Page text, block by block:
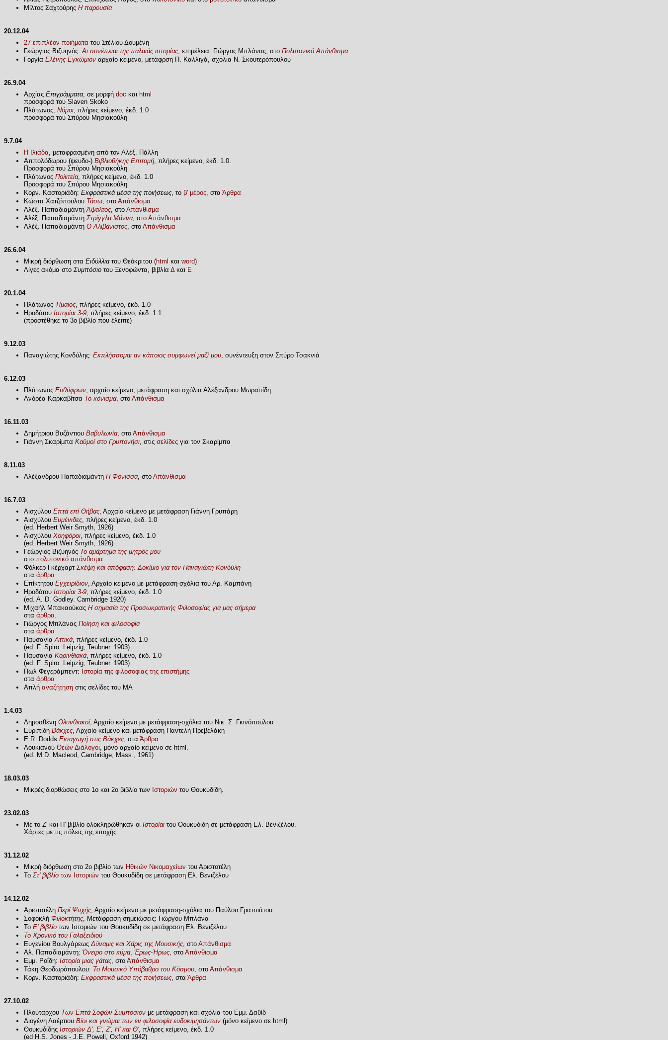
Μίλτος Σαχτούρης Η παρουσία
20.12.04
27 επιπλέον ποιήματα του Στέλιου Δουμένη
Γεώργιος Βιζυηνός: Αι συνέπειαι της παλαιάς ιστορίας , επιμέλεια: Γιώργος Μπλάνας, στο Πολυτονικό Απάνθισμα
Γοργία Ελένης Εγκώμιον αρχαίο κείμενο, μετάφρση Π. Καλλιγά, σχόλια Ν. Σκουτερόπουλου
26.9.04
Αρχίας Επιγράμματα, σε μορφή doc και html
προσφορά του Slaven Skoko
Πλάτωνος, Νόμοι , πλήρες κείμενο, έκδ. 1.0
προσφορά του Σπύρου Μησιακούλη
9.7.04
Η Ιλιάδα , μεταφρασμένη από τον Αλέξ. Πάλλη
Αππολόδωρου (ψευδο-) Βιβλιοθήκης Επιτομή , πλήρες κείμενο, έκδ. 1.0.
Προσφορά του Σπύρου Μησιακούλη
Πλάτωνος Πολιτεία, πλήρες κείμενο, έκδ. 1.0
Προσφορά του Σπύρου Μησιακούλη
Κορν. Καστοριάδη: Εκφραστικά μέσα της ποιήσεως , το β' μέρος , στα Άρθρα
Κώστα Χατζόπουλου Τάσω , στο Απάνθισμα
Αλέξ. Παπαδιαμάντη Άψαλτος , στο Απάνθισμα
Αλέξ. Παπαδιαμάντη Στρίγγλα Μάννα, στο Απάνθισμα
Αλέξ. Παπαδιαμάντη Ο Αλιβάνιστος , στο Απάνθισμα
26.6.04
Μικρή διόρθωση στα Ειδύλλιατου Θεόκριτου (html και word)
Λίγες ακόμα στο Συμπόσιο του Ξενοφώντα, βιβλία Δ και Ε
20.1.04
Πλάτωνος Τίμαιος , πλήρες κείμενο, έκδ. 1.0
Ηροδότου Ιστορίαι 3-9 , πλήρες κείμενο, έκδ. 1.1
(προστέθηκε το 3ο βιβλίο που έλειπε)
9.12.03
Παναγιώτης Κονδύλης: Εκπλήσσομαι αν κάποιος συμφωνεί μαζί μου , συνέντευξη στον Σπύρο Τσακνιά
6.12.03
Πλάτωνος Ευθύφρων , αρχαίο κείμενο, μετάφραση και σχόλια Αλέξανδρου Μωραϊτίδη
Ανδρέα Καρκαβίτσα Το κόνισμα, στο Απάνθισμα
16.11.03
Δημήτριου Βυζάντιου Βαβυλωνία, στο Απάνθισμα
Γιάννη Σκαρίμπα Καϋμοί στο Γρυπονήσι , στις σελίδες για τον Σκαρίμπα
8.11.03
Αλέξανδρου Παπαδιαμάντη Η Φόνισσα, στο Απάνθισμα
16.7.03
Αισχύλου Επτά επί Θήβας , Αρχαίο κείμενο με μετάφραση Γιάννη Γρυπάρη
Αισχύλου Ευμένιδες , πλήρες κείμενο, έκδ. 1.0
(ed. Herbert Weir Smyth, 1926)
Αισχύλου Χοηφόροι , πλήρες κείμενο, έκδ. 1.0
(ed. Herbert Weir Smyth, 1926)
Γεώργιος Βιζυηνός Το αμάρτημα της μητρός μου
στο πολυτονικό απάνθισμα
Φόλκερ Γκέρχαρτ Σκέψη και απόφαση: Δοκίμιο για τον Παναγιώτη Κονδύλη
στα άρθρα
Επίκτητου Εγχειρίδιον , Αρχαίο κείμενο με μετάφραση-σχόλια του Αρ. Καμπάνη
Ηροδότου Ιστορίαι 3-9 , πλήρες κείμενο, έκδ. 1.0
(ed. A. D. Godley. Cambridge 1920)
Μιχαήλ Μπακαούκας Η σημασία της Προσωκρατικής Φιλοσοφίας για μας σήμερα
στα άρθρα
Γιώργος Μπλάνας Ποίηση και φιλοσοφία
στα άρθρα
Παυσανία Αττικά, πλήρες κείμενο, έκδ. 1.0
(ed. F. Spiro. Leipzig, Teubner. 1903)
Παυσανία Κορινθιακά, πλήρες κείμενο, έκδ. 1.0
(ed. F. Spiro. Leipzig, Teubner. 1903)
Πωλ Φεγεράμπεντ: Ιστορία της φιλοσοφίας της επιστήμης
στα άρθρα
Απλή αναζήτηση στις σελίδες του ΜΑ
1.4.03
Δημοσθένη Ολυνθιακοί, Αρχαίο κείμενο με μετάφραση-σχόλια του Νικ. Σ. Γκινόπουλου
Ευριπίδη Βάκχες , Αρχαίο κείμενο και μετάφραση Παντελή Πρεβελάκη
E.R. Dodds Εισαγωγή στις Βάκχες , στα Άρθρα
Λουκιανού Θεών Διάλογοι , μόνο αρχαίο κείμενο σε html.
(ed. M.D. Macleod, Cambridge, Mass., 1961)
18.03.03
Μικρές διορθώσεις στο 1ο και 2ο βιβλίο των Ιστοριών του Θουκυδίδη.
23.02.03
Με το Ζ' και Η' βιβλίο ολοκληρώθηκαν οι Ιστορίαι του Θουκυδίδη σε μετάφραση Ελ. Βενιζέλου.
Χάρτες με τις πόλεις της εποχής.
31.12.02
Μικρή διόρθωση στο 2ο βιβλίο των Ηθικών Νικομαχείων του Αριστοτέλη
Το Στ' βιβλίο των Ιστοριών του Θουκυδίδη σε μετάφραση Ελ. Βενιζέλου
14.12.02
Αριστοτέλη Περί Ψυχής , Αρχαίο κείμενο με μετάφραση-σχόλια του Παύλου Γρατσιάτου
Σοφοκλή Φιλοκτήτης , Μετάφραση-σημειώσεις: Γιώργου Μπλάνα
Το Ε' βιβλίο των Ιστοριών του Θουκυδίδη σε μετάφραση Ελ. Βενιζέλου
Το Χρονικό του Γαλαξειδιού
Ευγενίου Βουλγάρεως Δύναμις και Χάρις της Μουσικής , στο Απάνθισμα
Αλ. Παπαδιαμάντη: Όνειρο στο κύμα, Έρως-Ήρως , στο Απάνθισμα
Εμμ. Ροΐδη: Ιστορία μιας γάτας , στο Απάνθισμα
Τάκη Θεοδωρόπουλου: Το Μουσικό Υπόβαθρο του Κόσμου , στο Απάνθισμα
Κορν. Καστοριάδη: Εκφραστικά μέσα της ποιήσεως , στα Άρθρα
27.10.02
Πλούταρχου Των Επτά Σοφών Συμπόσιον με μετάφραση και σχόλια του Εμμ. Δαϋίδ
Διογένη Λαέρτιου Βίοι και γνώμαι των εν φιλοσοφία ευδοκιμησάντων (μόνο κείμενο σε html)
Θουκυδίδης Ιστοριών Δ', Ε', Ζ', Η' και Θ', πλήρες κείμενο, έκδ. 1.0
(ed H.S. Jones - J.E. Powell, Oxford 1942)